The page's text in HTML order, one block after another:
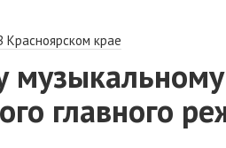
Красноярском крае
главного